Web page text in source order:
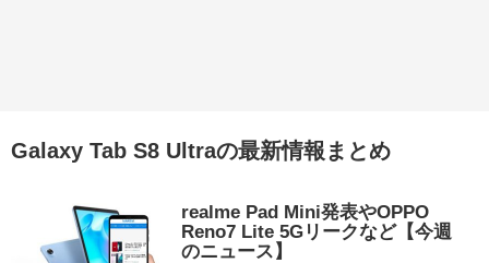
Galaxy Tab S8 Ultraの最新情報まとめ
realme Pad Mini発表やOPPO
Reno7 Lite 5Gリークなど【今週
のニュース】